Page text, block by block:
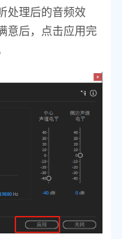
处理后的音频效
意后，点击应用完